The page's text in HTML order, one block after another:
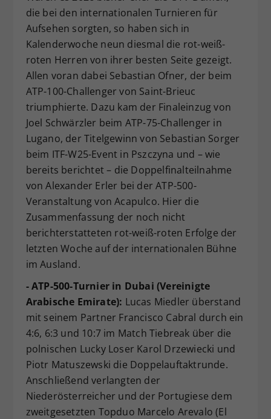
die bei den internationalen Turnieren für
Aufsehen sorgten, so haben sich in
Kalenderwoche neun diesmal die rot-weiß-
roten Herren von ihrer besten Seite gezeigt.
Allen voran dabei Sebastian Ofner, der beim
ATP-100-Challenger von Saint-Brieuc
triumphierte. Dazu kam der Finaleinzug von
Joel Schwärzler beim ATP-75-Challenger in
Lugano, der Titelgewinn von Sebastian Sorger
beim ITF-W25-Event in Pszczyna und – wie
bereits berichtet – die Doppelfinalteilnahme
von Alexander Erler bei der ATP-500-
Veranstaltung von Acapulco. Hier die
Zusammenfassung der noch nicht
berichterstatteten rot-weiß-roten Erfolge der
letzten Woche auf der internationalen Bühne
im Ausland.
- ATP-500-Turnier in Dubai (Vereinigte
Arabische Emirate): Lucas Miedler überstand
mit seinem Partner Francisco Cabral durch ein
4:6, 6:3 und 10:7 im Match Tiebreak über die
polnischen Lucky Loser Karol Drzewiecki und
Piotr Matuszewski die Doppelauftaktrunde.
Anschließend verlangten der
Niederösterreicher und der Portugiese dem
zweitgesetzten Topduo Marcelo Arevalo (El
Zweck
Dieser Wert speichert Ihre Consent-
Einstellungen. Unter anderem eine
zufällig generierte ID, für die
historische Speicherung Ihrer
vorgenommen Einstellungen, falls der
Webseiten-Betreiber dies eingestellt
hat.